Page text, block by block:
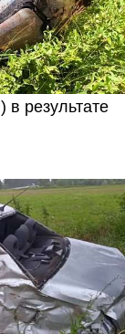
результате